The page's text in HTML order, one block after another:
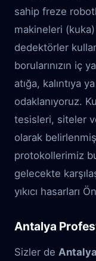
sahip freze
makineleri
dedektörler
borularınızın iç
atığa, kalıntıya
odaklanıyoruz.
tesisleri, siteler
olarak
protokollerimiz
gelecekte
yıkıcı hasarları
Antalya
Sizler de Antalya